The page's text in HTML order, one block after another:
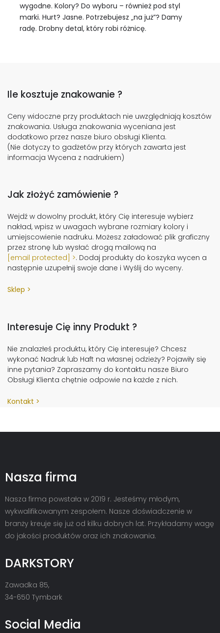
wygodne. Kolory? Do wyboru – również pod styl
marki. Hurt? Jasne. Potrzebujesz „na już”? Damy
radę. Drobny detal, który robi różnicę.
Ile kosztuje znakowanie ?
Ceny widoczne przy produktach nie uwzględniają kosztów
znakowania. Usługa znakowania wyceniana jest
dodatkowo przez nasze biuro obsługi Klienta.
(Nie dotyczy to gadżetów przy których zawarta jest
informacja Wycena z nadrukiem)
Jak złożyć zamówienie ?
Wejdź w dowolny produkt, który Cię interesuje wybierz
nakład, wpisz w uwagach wybrane rozmiary kolory i
umiejscowienie nadruku. Możesz załadować plik graficzny
przez stronę lub wysłać drogą mailową na
[email protected]
. Dodaj produkty do koszyka wycen a
następnie uzupełnij swoje dane i Wyślij do wyceny.
Sklep
Interesuje Cię inny Produkt ?
Nie znalazłeś produktu, który Cię interesuje? Chcesz
wykonać Nadruk lub Haft na własnej odzieży? Pojawiły się
inne pytania? Zapraszamy do kontaktu nasze Biuro
Obsługi Klienta chętnie odpowie na każde z nich.
Kontakt
Nasza firma
Nasza firma powstała w 2019 r. Jesteśmy młodym,
wykwalifikowanym zespołem. Nasze doświadczenie w
branży kreuje się już od kilku dobrych lat. Przykładamy wagę
do jakości produktów oraz ich znakowania.
DARKSTORY
Zawadka 85,
34-650 Tymbark
Social Media